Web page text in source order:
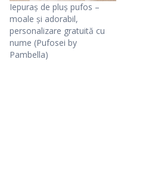
Iepuraș de pluș pufos –
moale și adorabil,
personalizare gratuită cu
nume (Pufosei by
Pambella)